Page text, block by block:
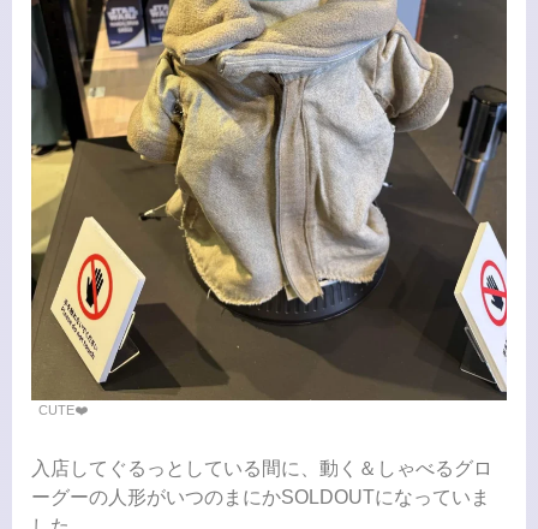
CUTE❤️
入店してぐるっとしている間に、動く＆しゃべるグロ
ーグーの人形がいつのまにかSOLDOUTになっていま